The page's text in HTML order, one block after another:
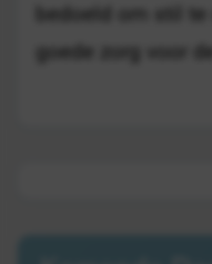
bedoeld om stil
goede zorg voor